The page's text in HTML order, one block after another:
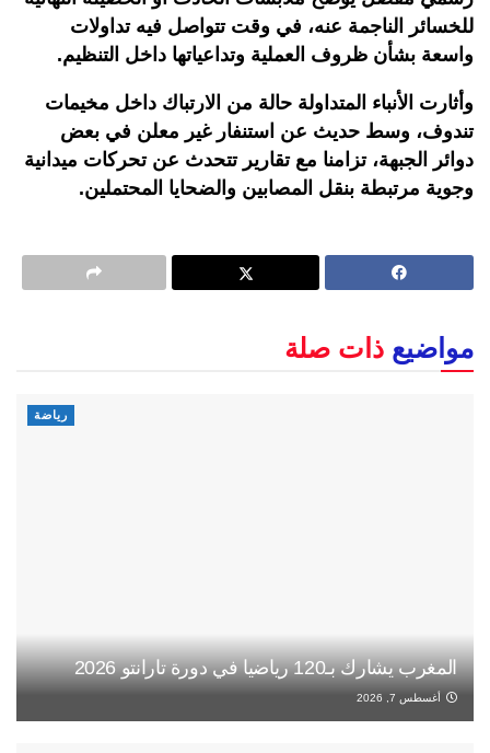
للخسائر الناجمة عنه، في وقت تتواصل فيه تداولات
واسعة بشأن ظروف العملية وتداعياتها داخل التنظيم.
وأثارت الأنباء المتداولة حالة من الارتباك داخل مخيمات
تندوف، وسط حديث عن استنفار غير معلن في بعض
دوائر الجبهة، تزامنا مع تقارير تتحدث عن تحركات ميدانية
وجوية مرتبطة بنقل المصابين والضحايا المحتملين.
مواضيع ذات صلة
رياضة
المغرب يشارك بـ120 رياضيا في دورة تارانتو 2026
أغسطس 7, 2026